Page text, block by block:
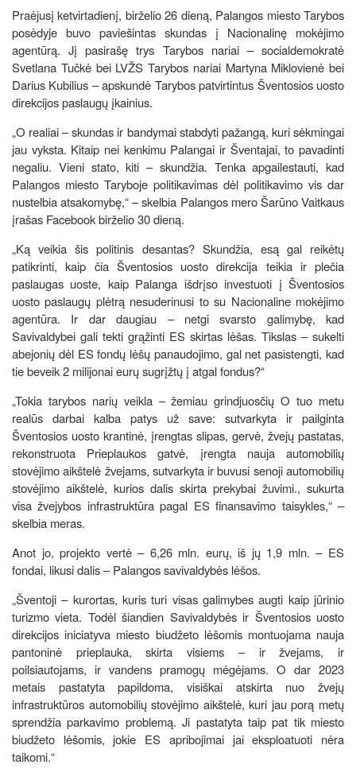
Praėjusį ketvirtadienį, birželio 26 dieną, Palangos miesto Tarybos
posėdyje buvo paviešintas skundas į Nacionalinę mokėjimo
agentūrą. Jį pasirašę trys Tarybos nariai – socialdemokratė
Svetlana Tučkė bei LVŽS Tarybos nariai Martyna Miklovienė bei
Darius Kubilius – apskundė Tarybos patvirtintus Šventosios uosto
direkcijos paslaugų įkainius.
„O realiai – skundas ir bandymai stabdyti pažangą, kuri sėkmingai
jau vyksta. Kitaip nei kenkimu Palangai ir Šventajai, to pavadinti
negaliu. Vieni stato, kiti – skundžia. Tenka apgailestauti, kad
Palangos miesto Taryboje politikavimas dėl politikavimo vis dar
nustelbia atsakomybę,“ – skelbia Palangos mero Šarūno Vaitkaus
įrašas Facebook birželio 30 dieną.
„Ką veikia šis politinis desantas? Skundžia, esą gal reikėtų
patikrinti, kaip čia Šventosios uosto direkcija teikia ir plečia
paslaugas uoste, kaip Palanga išdrįso investuoti į Šventosios
uosto paslaugų plėtrą nesuderinusi to su Nacionaline mokėjimo
agentūra. Ir dar daugiau – netgi svarsto galimybę, kad
Savivaldybei gali tekti grąžinti ES skirtas lėšas. Tikslas – sukelti
abejonių dėl ES fondų lėšų panaudojimo, gal net pasistengti, kad
tie beveik 2 milijonai eurų sugrįžtų į atgal fondus?“
„Tokia tarybos narių veikla – žemiau grindjuosčių O tuo metu
realūs darbai kalba patys už save: sutvarkyta ir pailginta
Šventosios uosto krantinė, įrengtas slipas, gervė, žvejų pastatas,
rekonstruota Prieplaukos gatvė, įrengta nauja automobilių
stovėjimo aikštelė žvejams, sutvarkyta ir buvusi senoji automobilių
stovėjimo aikštelė, kurios dalis skirta prekybai žuvimi., sukurta
visa žvejybos infrastruktūra pagal ES finansavimo taisykles,“ –
skelbia meras.
Anot jo, projekto vertė – 6,26 mln. eurų, iš jų 1,9 mln. – ES
fondai, likusi dalis – Palangos savivaldybės lėšos.
„Šventoji – kurortas, kuris turi visas galimybes augti kaip jūrinio
turizmo vieta. Todėl šiandien Savivaldybės ir Šventosios uosto
direkcijos iniciatyva miesto biudžeto lėšomis montuojama nauja
pantoninė prieplauka, skirta visiems – ir žvejams, ir
poilsiautojams, ir vandens pramogų mėgėjams. O dar 2023
metais pastatyta papildoma, visiškai atskirta nuo žvejų
infrastruktūros automobilių stovėjimo aikštelė, kuri jau porą metų
sprendžia parkavimo problemą. Ji pastatyta taip pat tik miesto
biudžeto lėšomis, jokie ES apribojimai jai eksploatuoti nėra
taikomi.“